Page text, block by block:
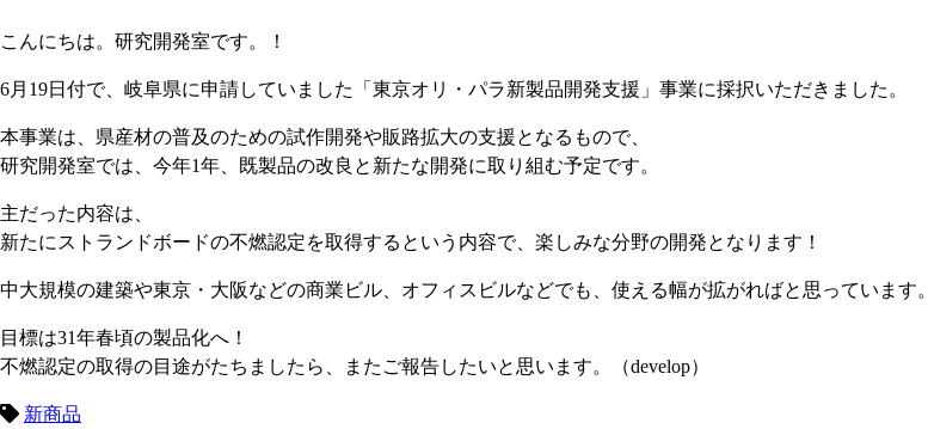
こんにちは。研究開発室です。！
6月19日付で、岐阜県に申請していました「東京オリ・パラ新製品開発支援」事業に採択いただきました。
本事業は、県産材の普及のための試作開発や販路拡大の支援となるもので、
研究開発室では、今年1年、既製品の改良と新たな開発に取り組む予定です。
主だった内容は、
新たにストランドボードの不燃認定を取得するという内容で、楽しみな分野の開発となります！
中大規模の建築や東京・大阪などの商業ビル、オフィスビルなどでも、使える幅が拡がればと思っています。
目標は31年春頃の製品化へ！
不燃認定の取得の目途がたちましたら、またご報告したいと思います。（develop）
新商品